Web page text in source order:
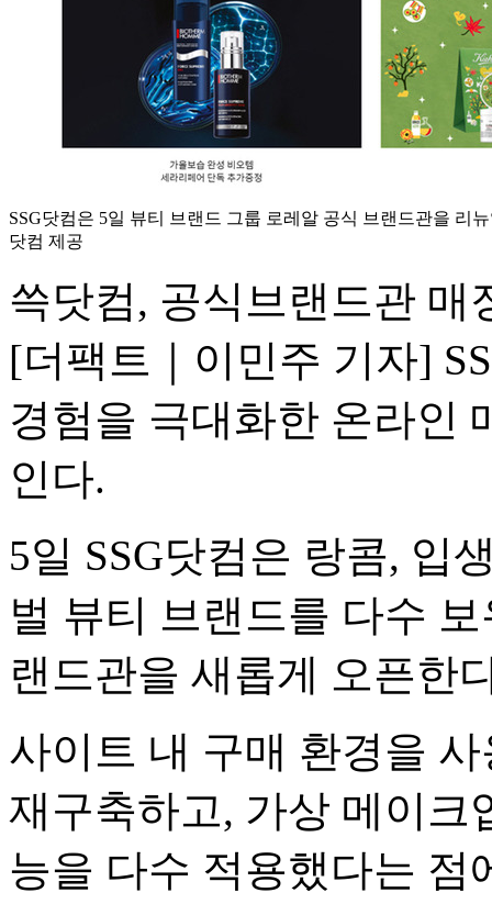
SSG닷컴은 5일 뷰티 브랜드 그룹 로레알 공식 브랜드관을 리
닷컴 제공
쓱닷컴, 공식브랜드관
[더팩트｜이민주 기자]
경험을 극대화한 온라인
인다.
5일 SSG닷컴은 랑콤, 입
벌 뷰티 브랜드를 다수
랜드관을 새롭게 오픈한
사이트 내 구매 환경을
재구축하고, 가상 메이크
능을 다수 적용했다는 점